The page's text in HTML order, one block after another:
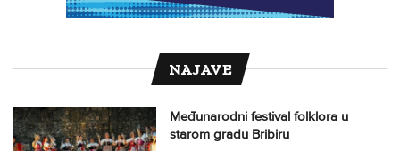
NAJAVE
Međunarodni festival folklora u
starom gradu Bribiru